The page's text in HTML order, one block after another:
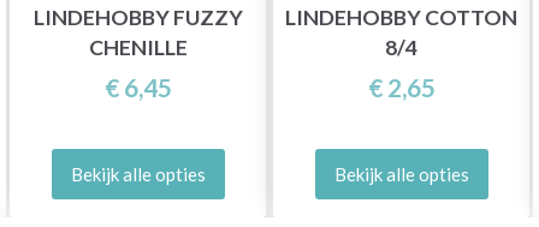
LINDEHOBBY FUZZY
CHENILLE
€ 6,45
Bekijk alle opties
LINDEHOBBY COTTON
8/4
€ 2,65
Bekijk alle opties